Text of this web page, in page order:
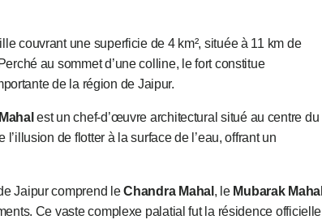
couvrant une superficie de 4 km², située à 11 km de
au sommet d’une colline, le fort constitue
de la région de Jaipur.
est un chef-d’œuvre architectural situé au centre du
l’illusion de flotter à la surface de l’eau, offrant un
Jaipur comprend leChandra Mahal , le Mubarak Mahal
Ce vaste complexe palatial fut la résidence officielle